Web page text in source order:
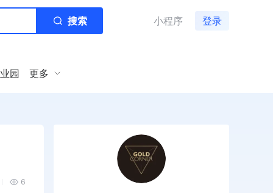
搜索 小程序 登录
园 更多
6